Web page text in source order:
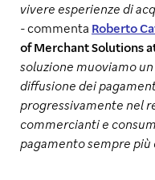
vivere esperienze di
-commenta Roberto
of Merchant Solutions
soluzione muoviamo
diffusione dei
progressivamente nel
commercianti e
pagamento sempre più